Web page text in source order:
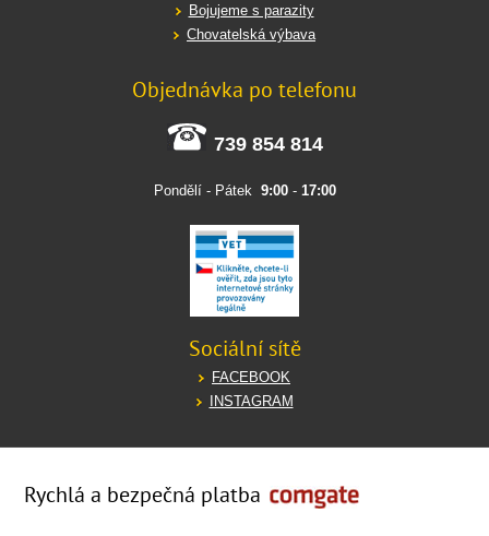
Bojujeme s parazity
Chovatelská výbava
Objednávka po telefonu
739 854 814
Pondělí - Pátek 9:00- 17:00
Sociální sítě
FACEBOOK
INSTAGRAM
Rychlá a bezpečná platba